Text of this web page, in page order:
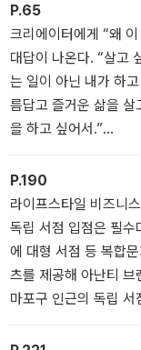
P.65
크리에이터에게 “왜
대답이 나온다. “살고
는 일이 아닌 내가 하
름답고 즐거운 삶을 살
을 하고 싶어서.”
키워드가 많지만 이를
압축할 수 있다.
P.190
라이프스타일 비즈니
독립 서점 입점은 필수
에 대형 서점 등 복합
츠를 제공해 아난티 브
마포구 인근의 독립 서
뮤니티의 활성화’를